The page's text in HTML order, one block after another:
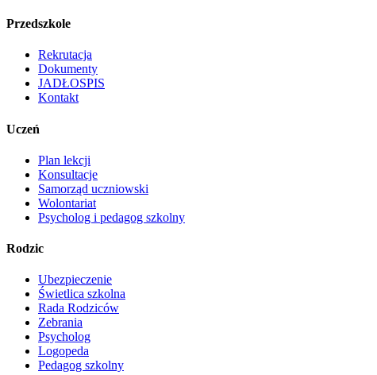
Przedszkole
Rekrutacja
Dokumenty
JADŁOSPIS
Kontakt
Uczeń
Plan lekcji
Konsultacje
Samorząd uczniowski
Wolontariat
Psycholog i pedagog szkolny
Rodzic
Ubezpieczenie
Świetlica szkolna
Rada Rodziców
Zebrania
Psycholog
Logopeda
Pedagog szkolny